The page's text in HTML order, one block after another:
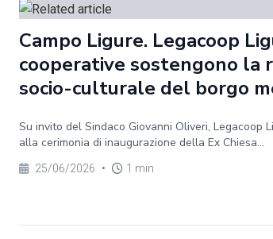
Campo Ligure. Legacoop
cooperative sostengono la
socio-culturale del borgo
Su invito del Sindaco Giovanni Oliveri, Legacoop
alla cerimonia di inaugurazione della Ex Chiesa...
25/06/2026 • 1 min